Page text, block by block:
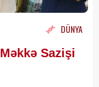
DÜNYA
Məkkə Sazişi